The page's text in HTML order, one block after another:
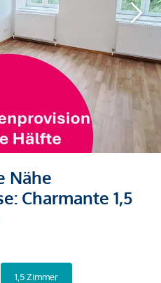
Nähe
Charmante 1,5
1,5 Zimmer